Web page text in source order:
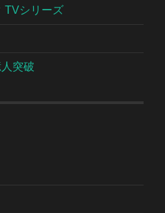
TVシリーズ
突破